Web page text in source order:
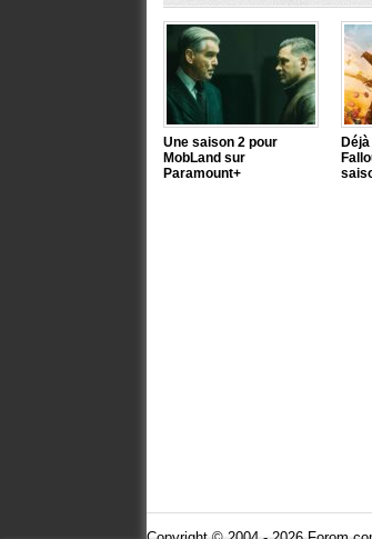
Une saison 2 pour
MobLand sur
Paramount+